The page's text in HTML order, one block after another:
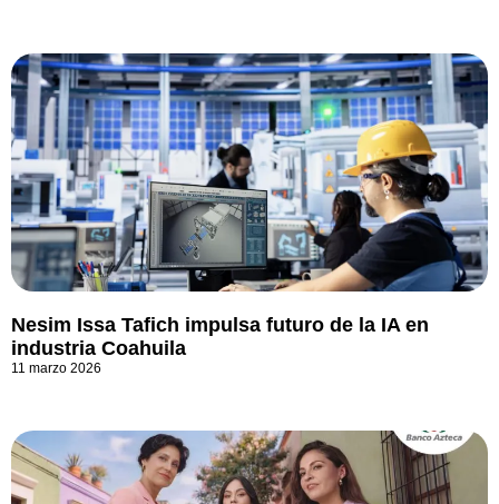
Nesim Issa Tafich impulsa futuro de la IA en
industria Coahuila
11 marzo 2026